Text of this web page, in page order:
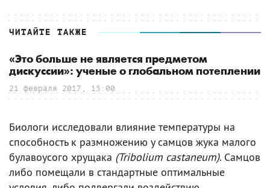
ЧИТАЙТЕ ТАКЖЕ
«Это больше не является предметом
дискуссии»: ученые о глобальном потеплении
21 февраля 2017, 15:00
Биологи исследовали влияние температуры на
способность к размножению у самцов жука малого
булавоусого хрущака (Tribolium castaneum). Самцов
либо помещали в стандартные оптимальные